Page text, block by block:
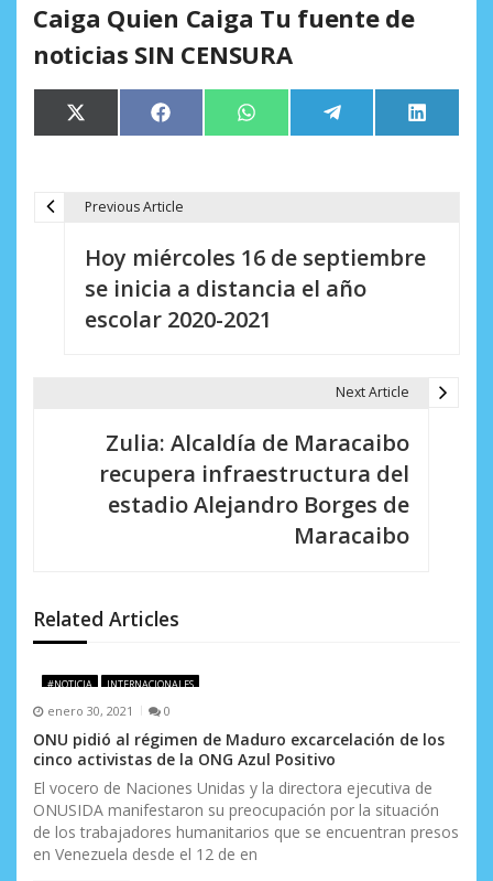
Caiga Quien Caiga Tu fuente de
noticias SIN CENSURA
Compartir
en
X
(Twitter)
Compartir
en
Facebook Compartir
en
WhatsApp Compartir
en
Telegram
en
LinkedIn
d
e
n
t
r
a
Previous Article
Hoy miércoles 16 de septiembre
se inicia a distancia el año
escolar 2020-2021
Next Article
Zulia: Alcaldía de Maracaibo
recupera infraestructura del
estadio Alejandro Borges de
Maracaibo
Related Articles
#NOTICIA INTERNACIONALES
enero 30, 2021 0
ONU pidió al régimen de Maduro excarcelación de los
cinco activistas de la ONG Azul Positivo
El vocero de Naciones Unidas y la directora ejecutiva de
ONUSIDA manifestaron su preocupación por la situación
de los trabajadores humanitarios que se encuentran presos
en Venezuela desde el 12 de en